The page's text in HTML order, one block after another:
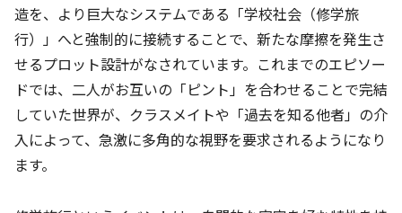
造を、より巨大なシステムである「学校社会（修学旅
行）」へと強制的に接続することで、新たな摩擦を発生さ
せるプロット設計がなされています。これまでのエピソー
ドでは、二人がお互いの「ピント」を合わせることで完結
していた世界が、クラスメイトや「過去を知る他者」の介
入によって、急激に多角的な視野を要求されるようになり
ます。